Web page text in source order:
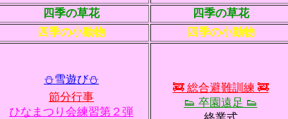
四季の草花
四季の草花
四季の小動物
四季の小動物
⛄雪遊び⛄
節分行事
ひなまつり会練習第２弾
🚒 総合避難訓練 🚒
👟 卒園遠足 👟